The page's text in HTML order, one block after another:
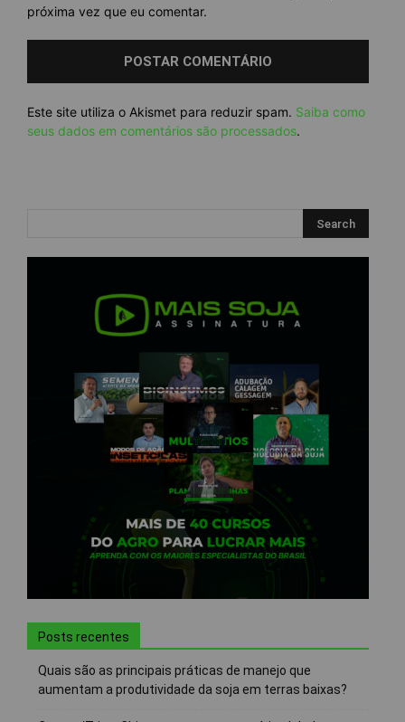
próxima vez que eu comentar.
Este site utiliza o Akismet para reduzir spam. Saiba como
seus dados em comentários são processados.
Posts recentes
Quais são as principais práticas de manejo que
aumentam a produtividade da soja em terras baixas?